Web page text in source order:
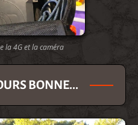
la 4G et la caméra
BONNE...